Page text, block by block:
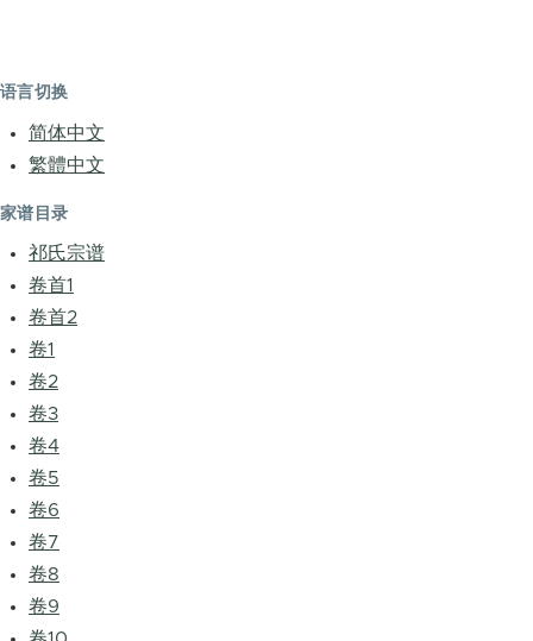
语言切换
简体中文
繁體中文
家谱目录
祁氏宗谱
卷首1
卷首2
卷1
卷2
卷3
卷4
卷5
卷6
卷7
卷8
卷9